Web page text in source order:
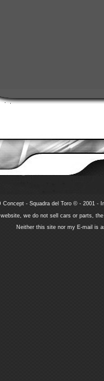
Concept - Squadra del Toro © - 2001 -
we do not sell cars or parts,
Neither this site nor my E-mail is